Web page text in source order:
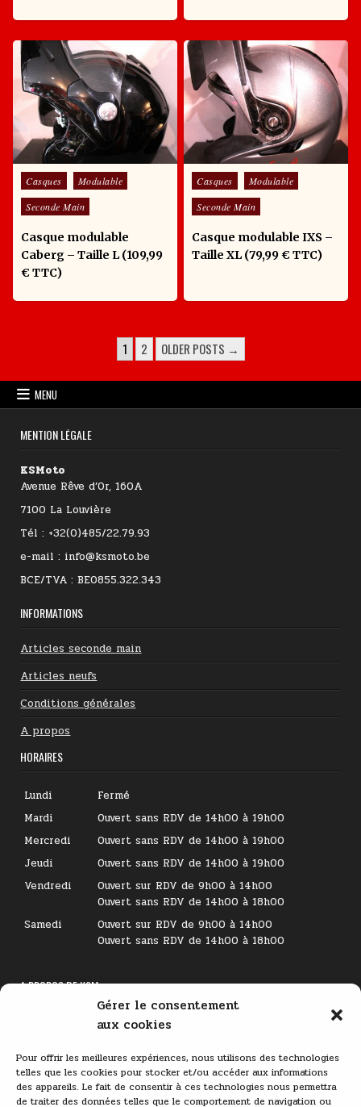
Gérer le consentement
aux cookies
Pour offrir les meilleures expériences, nous utilisons des technologies
telles que les cookies pour stocker et/ou accéder aux informations
des appareils. Le fait de consentir à ces technologies nous permettra
de traiter des données telles que le comportement de navigation ou
Posted in
Casques
Modulable
Seconde Main
Casque modulable
Caberg – Taille L (109,99
€ TTC)
Posted in
Casques
Modulable
Seconde Main
Casque modulable IXS –
Taille XL (79,99 € TTC)
POSTS PAGINATION
1 2 OLDER POSTS →
MENU
MENTION LÉGALE
KSMoto
Avenue Rêve d’Or, 160A
7100 La Louvière
Tél : +32(0)485/22.79.93
e-mail : info@ksmoto.be
BCE/TVA : BE0855.322.343
INFORMATIONS
Articles seconde main
Articles neufs
Conditions générales
A propos
HORAIRES
Lundi
Fermé
Mardi
Ouvert sans RDV de 14h00 à 19h00
Mercredi
Ouvert sans RDV de 14h00 à 19h00
Jeudi
Ouvert sans RDV de 14h00 à 19h00
Vendredi
Ouvert sur RDV de 9h00 à 14h00
Ouvert sans RDV de 14h00 à 18h00
Samedi
Ouvert sur RDV de 9h00 à 14h00
Ouvert sans RDV de 14h00 à 18h00
A PROPOS DE KSM